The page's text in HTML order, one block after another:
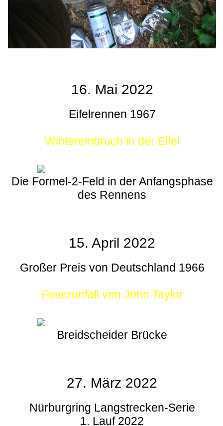
16. Mai 2022
Eifelrennen 1967
Wintereinbruch in der Eifel
Die Formel-2-Feld in der Anfangsphase
des Rennens
15. April 2022
Großer Preis von Deutschland 1966
Feuerunfall von John Taylor
Breidscheider Brücke
27. März 2022
Nürburgring Langstrecken-Serie
1. Lauf 2022